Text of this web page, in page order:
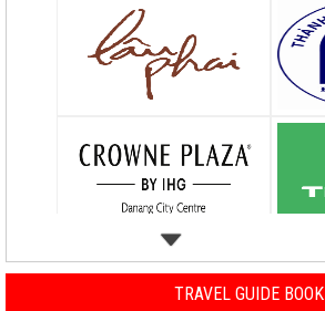
TRAVEL GUIDE BOOK